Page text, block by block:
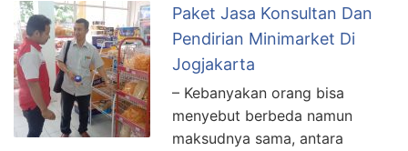
Paket Jasa Konsultan Dan
Pendirian Minimarket Di
Jogjakarta
– Kebanyakan orang bisa
menyebut berbeda namun
maksudnya sama, antara